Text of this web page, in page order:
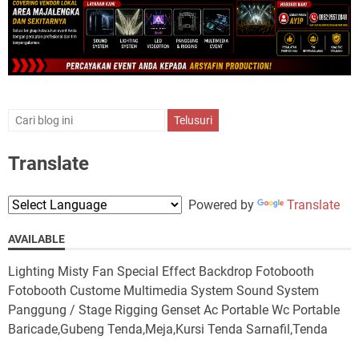
Translate
Powered by Translate
AVAILABLE
Lighting Misty Fan Special Effect Backdrop Fotobooth
Fotobooth Custome Multimedia System Sound System
Panggung / Stage Rigging Genset Ac Portable Wc Portable
Baricade,Gubeng Tenda,Meja,Kursi Tenda Sarnafil,Tenda